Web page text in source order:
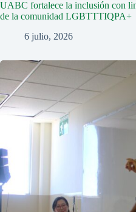
UABC fortalece la inclusión con
de la comunidad LGBTTTIQPA+
6 julio, 2026